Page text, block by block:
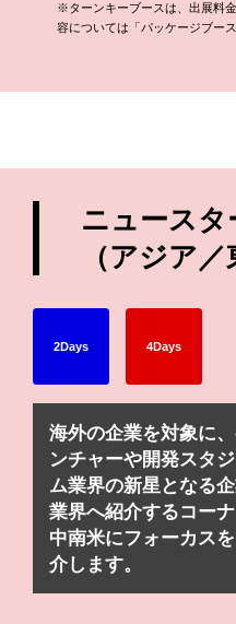
※ターンキーブースは、出展料
容については「パッケージブー
ニュース
（アジア
2Days 4Days
海外の企業を対象に
ンチャーや開発スタ
ム業界の新星となる
業界へ紹介するコー
中南米にフォーカス
介します。